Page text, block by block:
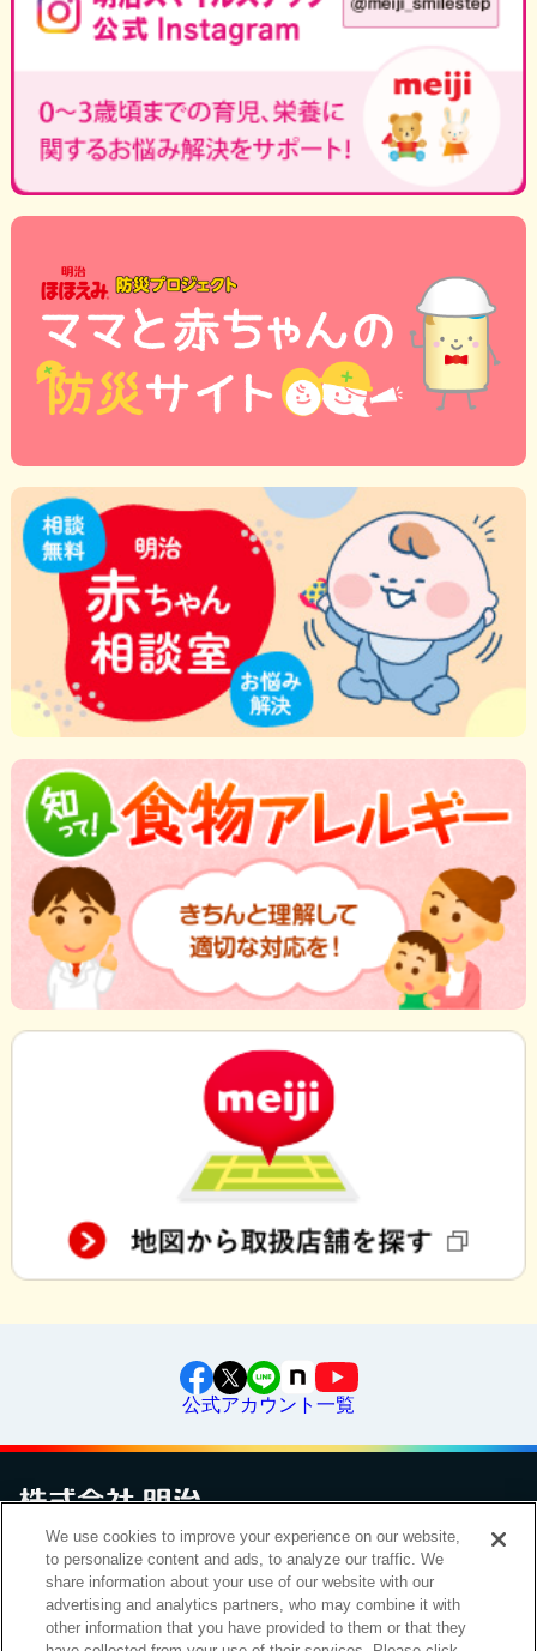
公式アカウント一覧
お問い合わせサイトマップ個人情報保護について電子公告
アクセシビリティへの対応方針ご利用規約明治グループのDX
Cookie Settings
We use cookies to improve your experience on our website,
to personalize content and ads, to analyze our traffic. We
share information about your use of our website with our
advertising and analytics partners, who may combine it with
other information that you have provided to them or that they